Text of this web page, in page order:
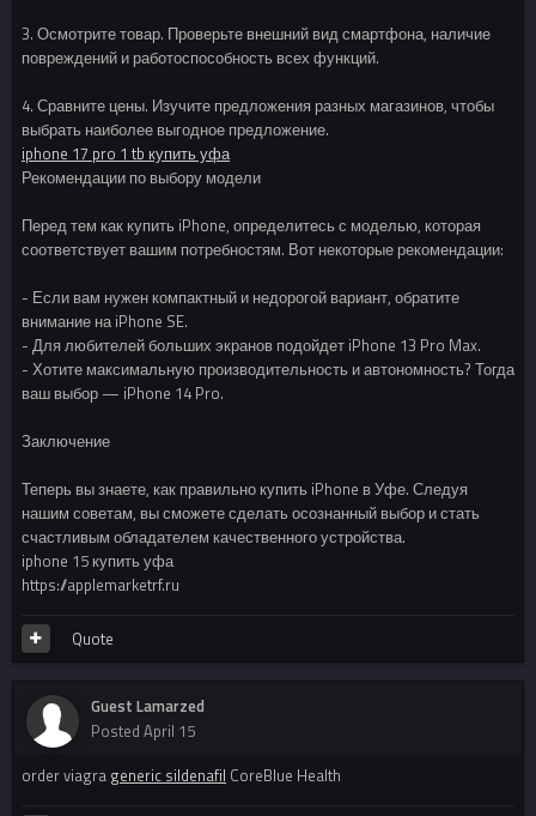
3. Осмотрите товар. Проверьте внешний вид смартфона, наличие
повреждений и работоспособность всех функций.
4. Сравните цены. Изучите предложения разных магазинов, чтобы
выбрать наиболее выгодное предложение.
iphone 17 pro 1 tb купить уфа
Рекомендации по выбору модели
Перед тем как купить iPhone, определитесь с моделью, которая
соответствует вашим потребностям. Вот некоторые рекомендации:
- Если вам нужен компактный и недорогой вариант, обратите
внимание на iPhone SE.
- Для любителей больших экранов подойдет iPhone 13 Pro Max.
- Хотите максимальную производительность и автономность? Тогда
ваш выбор — iPhone 14 Pro.
Заключение
Теперь вы знаете, как правильно купить iPhone в Уфе. Следуя
нашим советам, вы сможете сделать осознанный выбор и стать
счастливым обладателем качественного устройства.
iphone 15 купить уфа
https://applemarketrf.ru
Quote
Guest Lamarzed
Posted April 15
order viagra generic sildenafil CoreBlue Health